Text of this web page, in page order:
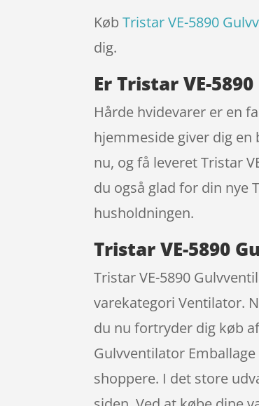
KøbTristar VE-5890
dig.
Er Tristar VE-
Hårde hvidevarer er en
hjemmeside giver dig
nu, og få leveret Tristar
du også glad for din nye
husholdningen.
Tristar VE-5890
Tristar VE-5890
varekategori Ventilator.
du nu fortryder dig køb
Gulvventilator
shoppere. I det store